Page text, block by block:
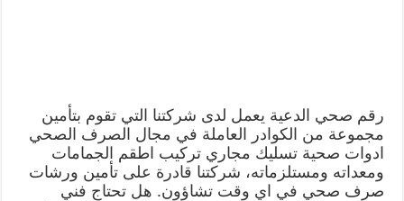
رقم صحي الدعية يعمل لدى شركتنا التي تقوم بتأمين
مجموعة من الكوادر العاملة في مجال الصرف الصحي
ادوات صحية تسليك مجاري تركيب اطقم الجمامات
ومعداته ومستلزماته، شركتنا قادرة على تأمين ورشات
صرف صحي في اي وقت تشاؤون. هل تحتاج فني